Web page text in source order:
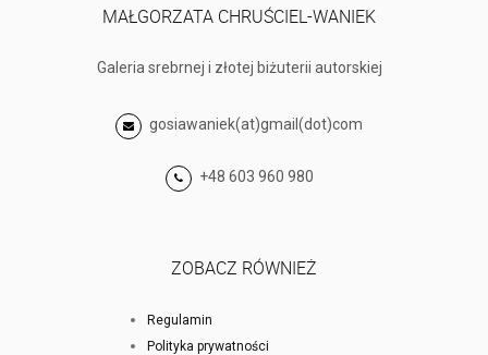
MAŁGORZATA CHRUŚCIEL-WANIEK
Galeria srebrnej i złotej biżuterii autorskiej
gosiawaniek(at)gmail(dot)com
+48 603 960 980
ZOBACZ RÓWNIEŻ
Regulamin
Polityka prywatności